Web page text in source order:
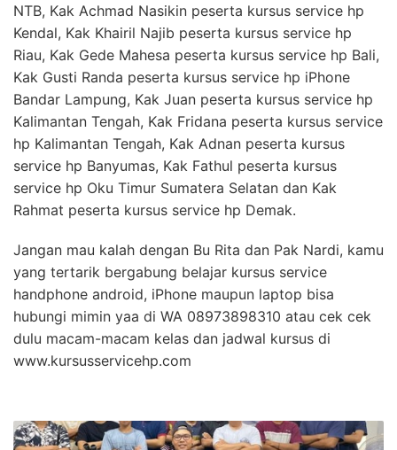
NTB, Kak Achmad Nasikin peserta kursus service hp
Kendal, Kak Khairil Najib peserta kursus service hp
Riau, Kak Gede Mahesa peserta kursus service hp Bali,
Kak Gusti Randa peserta kursus service hp iPhone
Bandar Lampung, Kak Juan peserta kursus service hp
Kalimantan Tengah, Kak Fridana peserta kursus service
hp Kalimantan Tengah, Kak Adnan peserta kursus
service hp Banyumas, Kak Fathul peserta kursus
service hp Oku Timur Sumatera Selatan dan Kak
Rahmat peserta kursus service hp Demak.
Jangan mau kalah dengan Bu Rita dan Pak Nardi, kamu
yang tertarik bergabung belajar kursus service
handphone android, iPhone maupun laptop bisa
hubungi mimin yaa di WA 08973898310 atau cek cek
dulu macam-macam kelas dan jadwal kursus di
www.kursusservicehp.com